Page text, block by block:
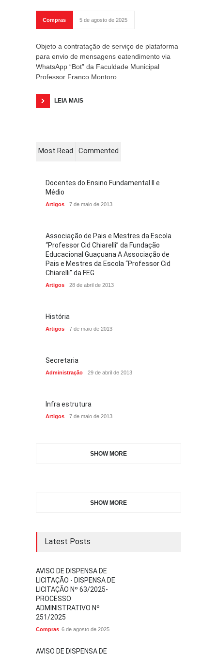
Compras 5 de agosto de 2025
Objeto a contratação de serviço de plataforma
para envio de mensagens eatendimento via
WhatsApp “Bot” da Faculdade Municipal
Professor Franco Montoro
LEIA MAIS
Most Read Commented
Docentes do Ensino Fundamental II e
Médio
Artigos 7 de maio de 2013
Associação de Pais e Mestres da Escola
“Professor Cid Chiarelli” da Fundação
Educacional Guaçuana A Associação de
Pais e Mestres da Escola “Professor Cid
Chiarelli” da FEG
Artigos 28 de abril de 2013
História
Artigos 7 de maio de 2013
Secretaria
Administração 29 de abril de 2013
Infra estrutura
Artigos 7 de maio de 2013
SHOW MORE
SHOW MORE
Latest Posts
AVISO DE DISPENSA DE
LICITAÇÃO - DISPENSA DE
LICITAÇÃO Nº 63/2025-
PROCESSO
ADMINISTRATIVO Nº
251/2025
Compras 6 de agosto de 2025
AVISO DE DISPENSA DE